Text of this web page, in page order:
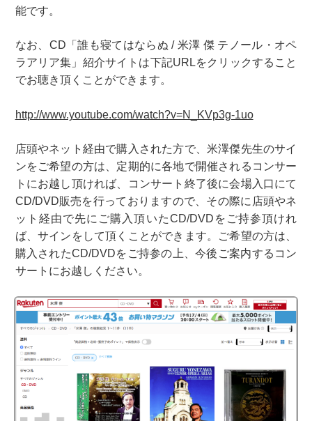
能です。
なお、CD「誰も寝てはならぬ / 米澤 傑 テノール・オペ
ラアリア集」紹介サイトは下記URLをクリックすること
でお聴き頂くことができます。
http://www.youtube.com/watch?v=N_KVp3g-1uo
店頭やネット経由で購入された方で、米澤傑先生のサイ
ンをご希望の方は、定期的に各地で開催されるコンサー
トにお越し頂ければ、コンサート終了後に会場入口にて
CD/DVD販売を行っておりますので、その際に店頭やネ
ット経由で先にご購入頂いたCD/DVDをご持参頂けれ
ば、サインをして頂くことができます。ご希望の方は、
購入されたCD/DVDをご持参の上、今後ご案内するコン
サートにお越しください。